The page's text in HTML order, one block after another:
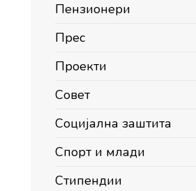
Пензионери
Прес
Проекти
Совет
Социјална заштита
Спорт и млади
Стипендии